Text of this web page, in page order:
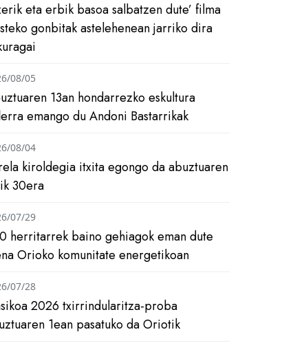
eta erbik basoa salbatzen dute’ filma
gonbitak astelehenean jarriko dira
13an hondarrezko eskultura
emango du Andoni Bastarrikak
08/05
kiroldegia itxita egongo da abuztuaren
30era
08/04
herritarrek baino gehiagok eman dute
Orioko komunitate energetikoan
07/29
2026 txirrindularitza-proba
1ean pasatuko da Oriotik
07/28